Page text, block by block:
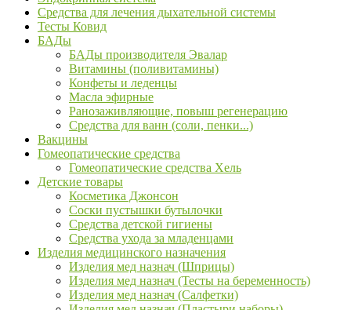
Средства для лечения дыхательной системы
Тесты Ковид
БАДы
БАДы производителя Эвалар
Витамины (поливитамины)
Конфеты и леденцы
Масла эфирные
Ранозаживляющие, повыш регенерацию
Средства для ванн (соли, пенки...)
Вакцины
Гомеопатические средства
Гомеопатические средства Хель
Детские товары
Косметика Джонсон
Соски пустышки бутылочки
Средства детской гигиены
Средства ухода за младенцами
Изделия медицинского назначения
Изделия мед назнач (Шприцы)
Изделия мед назнач (Тесты на беременность)
Изделия мед назнач (Салфетки)